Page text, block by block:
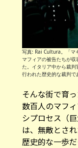
写真: Rai Cultura。「マ
マフィアの被告たちが
た。イタリア中から裁
行われた歴史的な裁判で
そんな街で育
数百人のマフ
シプロセス（
は、無敵とさ
歴史的な一歩だ